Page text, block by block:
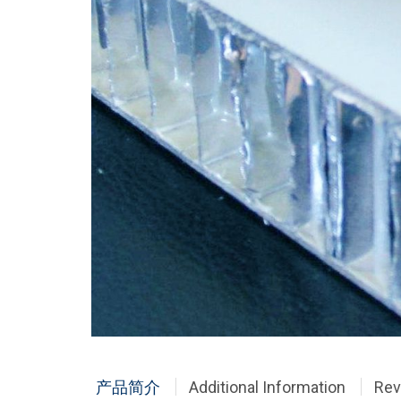
产品简介 Additional Information